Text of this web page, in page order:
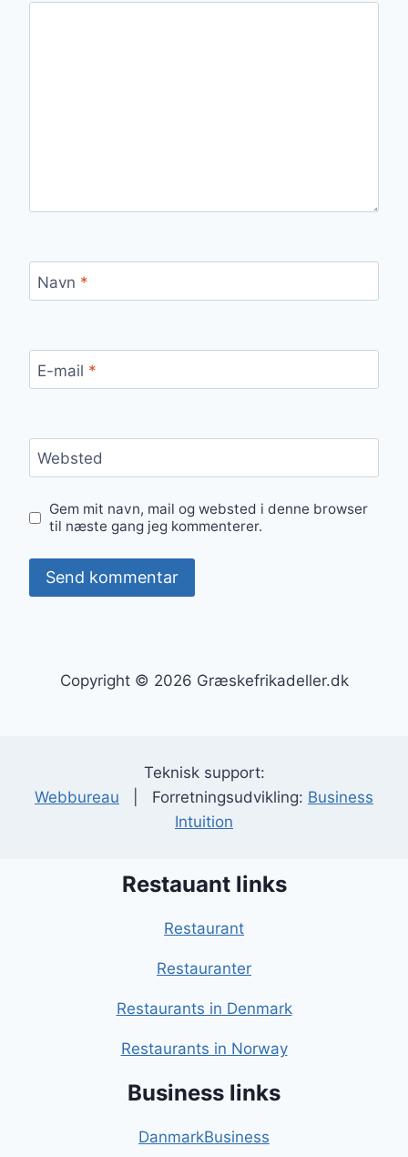
Navn *
E-mail *
Websted
Gem mit navn, mail og websted i denne browser
til næste gang jeg kommenterer.
Copyright © 2026 Græskefrikadeller.dk
Teknisk support:
Webbureau | Forretningsudvikling: Business
Intuition
Restauant links
Restaurant
Restauranter
Restaurants in Denmark
Restaurants in Norway
Business links
DanmarkBusiness